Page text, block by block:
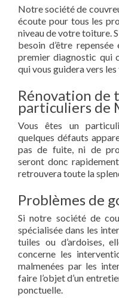
Notre société de
écoute pour tous les
niveau de votre toiture.
besoin d’être
premier diagnostic qui
qui vous guidera vers
Rénovation de
particuliers de
Vous êtes un
quelques défauts
pas de fuite, ni de
seront donc
retrouvera toute la
Problèmes de
Si notre société de
spécialisée dans les
tuiles ou d’ardoises,
concerne les
malmenées par les
faire l’objet d’un
ponctuelle.